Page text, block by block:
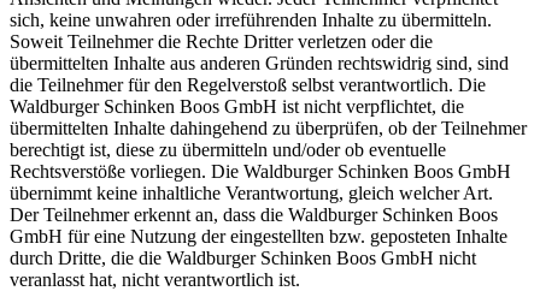
sich, keine unwahren oder irreführenden Inhalte zu übermitteln.
Soweit Teilnehmer die Rechte Dritter verletzen oder die
übermittelten Inhalte aus anderen Gründen rechtswidrig sind, sind
die Teilnehmer für den Regelverstoß selbst verantwortlich. Die
Waldburger Schinken Boos GmbH ist nicht verpflichtet, die
übermittelten Inhalte dahingehend zu überprüfen, ob der Teilnehmer
berechtigt ist, diese zu übermitteln und/oder ob eventuelle
Rechtsverstöße vorliegen. Die Waldburger Schinken Boos GmbH
übernimmt keine inhaltliche Verantwortung, gleich welcher Art.
Der Teilnehmer erkennt an, dass die Waldburger Schinken Boos
GmbH für eine Nutzung der eingestellten bzw. geposteten Inhalte
durch Dritte, die die Waldburger Schinken Boos GmbH nicht
veranlasst hat, nicht verantwortlich ist.